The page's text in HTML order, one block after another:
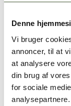
Denne
Vi bruger
annoncer, til at
at analysere
din brug af
for sociale
Dyp
så de ikke
Varm en
i 1,5-2
Rør
creme.
Server dine
sirup og